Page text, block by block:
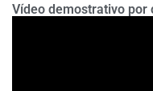
Vídeo demostrativo por